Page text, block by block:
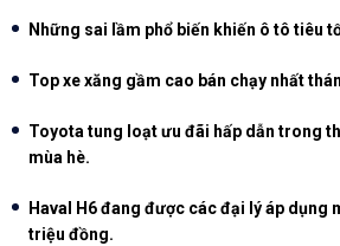
Những sai lầm phổ biến khiến ô tô tiêu
Top xe xăng gầm cao bán chạy nhất
Toyota tung loạt ưu đãi hấp dẫn trong
mùa hè.
Haval H6 đang được các đại lý áp dụng
triệu đồng.